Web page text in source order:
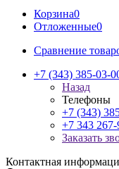
Корзина0
Отложенные0
Сравнение
+7 (343) 385-03-
Назад
Телефоны
+7 (343)
+7 343
Заказать
Контактная